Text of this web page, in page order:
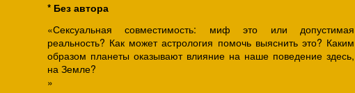
* Без автора
«Сексуальная совместимость: миф это или допустимая
реальность? Как может астрология помочь выяснить это? Каким
образом планеты оказывают влияние на наше поведение здесь,
на Земле?
»